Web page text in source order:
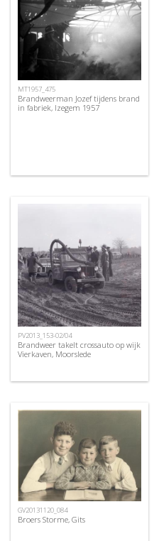
MT1957_475
Brandweerman Jozef tijdens brand
in fabriek, Izegem 1957
PV2013_153-02/04
Brandweer takelt crossauto op wijk
Vierkaven, Moorslede
GV20131120_084
Broers Storme, Gits